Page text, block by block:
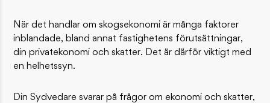
När det handlar om skogsekonomi är många faktorer
inblandade, bland annat fastighetens förutsättningar,
din privatekonomi och skatter. Det är därför viktigt med
en helhetssyn.
Din Sydvedare svarar på frågor om ekonomi och skatter,